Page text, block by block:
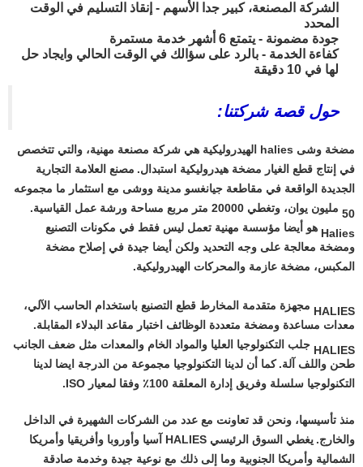
الشركة المصنعة، كبير جدا الأسهم - إنقاذ التسليم في الوقت
المحدد
جودة مضمونة - يتمتع 6 أشهر خدمة مستمرة
كفاءة الخدمة - بالرد على سؤالك في الوقت الحالي وايجاد حل
لها في 10 دقيقة
حول قصة شركتنا:
مضخة وشى halies الهيدروليكية هي شركة مصنعة مهنية، والتي تتخصص
في إنتاج قطع الغيار مضخة هيدروليكية استبدال. مصنع العلامة التجارية
الجديدة الواقعة في مقاطعة جيانغسو مدينة ووشى مع استثمار ما مجموعه
50 مليون يوان، وتغطي 20000 متر مربع مساحة ورشة عمل القياسية.
Halies هو أيضا مؤسسة مهنية تعمل ليس فقط في مكونات التصنيع
ومضخة معالجة على وجه التحديد ولكن أيضا جيدة في إصلاح مضخة
المكبس، مضخة عازمة والمحركات الهيدروليكية.
HALIES مجهزة متقدمة المخارط قطع التصنيع باستخدام الحاسب الآلي،
معدات مساعدة ومضخة متعددة الوظائف اختبار مقاعد البدلاء المقابلة.
HALIES جلب التكنولوجيا العليا والمواد الخام والمعدات مثل ضعف الجانب
طحن واللف آلة. كما أن لدينا التكنولوجيا مجموعة من الدرجة ايضا لدينا
التكنولوجيا سلسلة وفريق إدارة المعلقة 100٪ وفقا لمعيار ISO.
منذ تأسيسها، ونحن قد تعاونت مع عدد من الشركات الشهيرة في الداخل
والخارج.
يغطي السوق الرئيسي HALIES آسيا وأوروبا وأفريقيا وأمريكا
الشمالية وأمريكا الجنوبية وما إلى ذلك مع نوعية جيدة وخدمة صادقة